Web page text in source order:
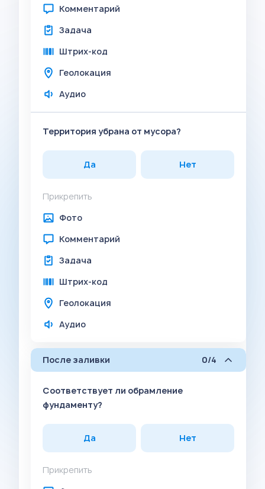
Комментарий
Задача
Штрих-код
Геолокация
Аудио
Территория убрана от мусора?
Да Нет
Прикрепить
Фото
Комментарий
Задача
Штрих-код
Геолокация
Аудио
После заливки 0/4
Соответствует ли обрамление
фундаменту?
Да Нет
Прикрепить